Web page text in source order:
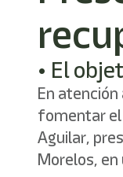
• El
En
fomentar el
Aguilar,
Morelos,